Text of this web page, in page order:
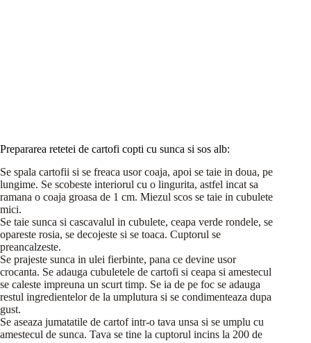
Prepararea retetei de cartofi copti cu sunca si sos alb:
Se spala cartofii si se freaca usor coaja, apoi se taie in doua, pe
lungime. Se scobeste interiorul cu o lingurita, astfel incat sa
ramana o coaja groasa de 1 cm. Miezul scos se taie in cubulete
mici.
Se taie sunca si cascavalul in cubulete, ceapa verde rondele, se
opareste rosia, se decojeste si se toaca. Cuptorul se
preancalzeste.
Se prajeste sunca in ulei fierbinte, pana ce devine usor
crocanta. Se adauga cubuletele de cartofi si ceapa si amestecul
se caleste impreuna un scurt timp. Se ia de pe foc se adauga
restul ingredientelor de la umplutura si se condimenteaza dupa
gust.
Se aseaza jumatatile de cartof intr-o tava unsa si se umplu cu
amestecul de sunca. Tava se tine la cuptorul incins la 200 de